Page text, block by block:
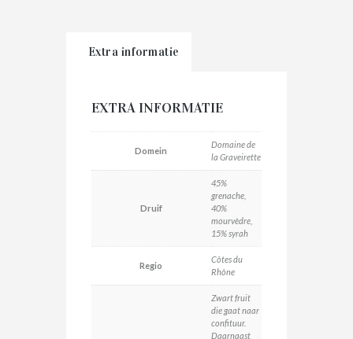
Extra informatie
EXTRA INFORMATIE
Domein
Domaine de
la Graveirette
Druif
45%
grenache,
40%
mourvèdre,
15% syrah
Regio
Côtes du
Rhône
Zwart fruit
die gaat naar
confituur.
Daarnaast